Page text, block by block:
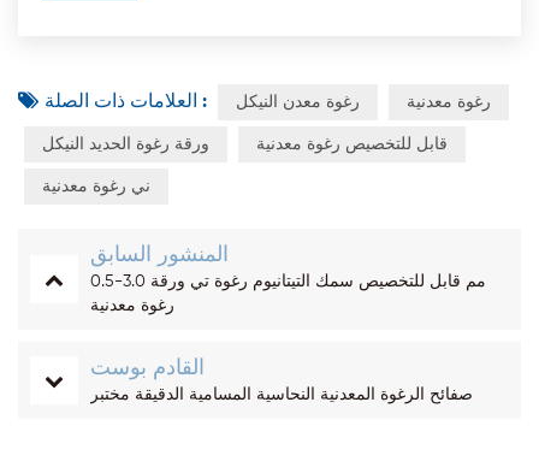
العلامات ذات الصلة : رغوة معدن النيكل رغوة معدنية
ورقة رغوة الحديد النيكل قابل للتخصيص رغوة معدنية
ني رغوة معدنية
المنشور السابق
0.5-3.0 مم قابل للتخصيص سمك التيتانيوم رغوة تي ورقة
رغوة معدنية
القادم بوست
صفائح الرغوة المعدنية النحاسية المسامية الدقيقة مختبر